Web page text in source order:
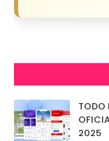
TODO
2025